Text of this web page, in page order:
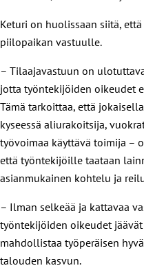
Keturi on huolissaan siitä,
piilopaikan vastuulle.
– Tilaajavastuun on
jotta työntekijöiden oikeudet
Tämä tarkoittaa, että
kyseessä aliurakoitsija,
työvoimaa käyttävä toimija –
että työntekijöille taataan
asianmukainen kohtelu ja
– Ilman selkeää ja kattavaa
työntekijöiden oikeudet
mahdollistaa työperäisen
talouden kasvun.